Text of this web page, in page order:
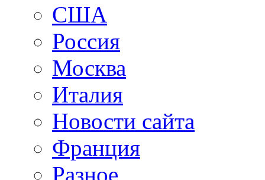
США
Россия
Москва
Италия
Новости сайта
Франция
Разное